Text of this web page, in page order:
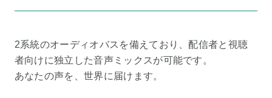
2系統のオーディオバスを備えており、配信者と視聴
者向けに独立した音声ミックスが可能です。
あなたの声を、世界に届けます。